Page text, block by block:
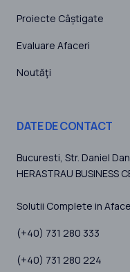
Proiecte Câștigate
Evaluare Afaceri
Noutăţi
DATE DE CONTACT
Bucuresti, Str. Daniel
HERASTRAU BUSINESS
Solutii Complete in
(+40) 731 280 333
(+40) 731 280 224